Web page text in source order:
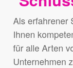
Als erfahrener
Ihnen
für alle Arten
Unternehmen